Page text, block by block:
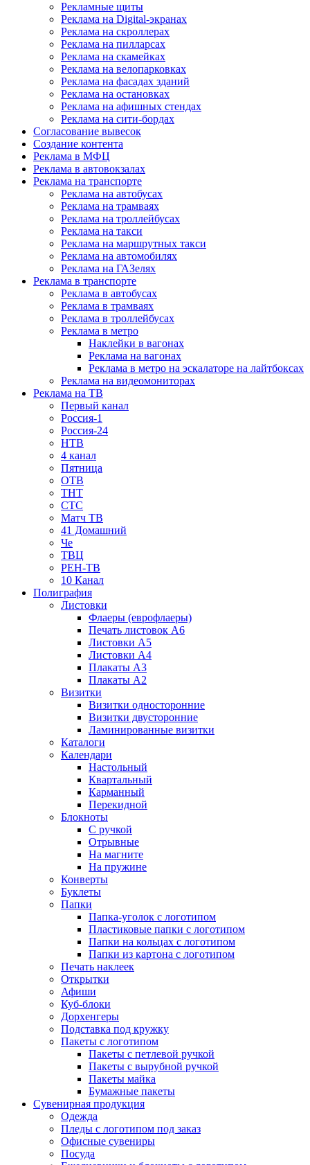
Рекламные щиты
Реклама на Digital-экранах
Реклама на скроллерах
Реклама на пилларсах
Реклама на скамейках
Реклама на велопарковках
Реклама на фасадах зданий
Реклама на остановках
Реклама на афишных стендах
Реклама на сити-бордах
Согласование вывесок
Создание контента
Реклама в МФЦ
Реклама в автовокзалах
Реклама на транспорте
Реклама на автобусах
Реклама на трамваях
Реклама на троллейбусах
Реклама на такси
Реклама на маршрутных такси
Реклама на автомобилях
Реклама на ГАЗелях
Реклама в транспорте
Реклама в автобусах
Реклама в трамваях
Реклама в троллейбусах
Реклама в метро
Наклейки в вагонах
Реклама на вагонах
Реклама в метро на эскалаторе на лайтбоксах
Реклама на видеомониторах
Реклама на ТВ
Первый канал
Россия-1
Россия-24
НТВ
4 канал
Пятница
ОТВ
ТНТ
СТС
Матч ТВ
41 Домашний
Че
ТВЦ
РЕН-ТВ
10 Канал
Полиграфия
Листовки
Флаеры (еврофлаеры)
Печать листовок А6
Листовки А5
Листовки А4
Плакаты А3
Плакаты А2
Визитки
Визитки односторонние
Визитки двусторонние
Ламинированные визитки
Каталоги
Календари
Настольный
Квартальный
Карманный
Перекидной
Блокноты
С ручкой
Отрывные
На магните
На пружине
Конверты
Буклеты
Папки
Папка-уголок с логотипом
Пластиковые папки с логотипом
Папки на кольцах с логотипом
Папки из картона с логотипом
Печать наклеек
Открытки
Афиши
Куб-блоки
Дорхенгеры
Подставка под кружку
Пакеты с логотипом
Пакеты с петлевой ручкой
Пакеты с вырубной ручкой
Пакеты майка
Бумажные пакеты
Сувенирная продукция
Одежда
Пледы с логотипом под заказ
Офисные сувениры
Посуда